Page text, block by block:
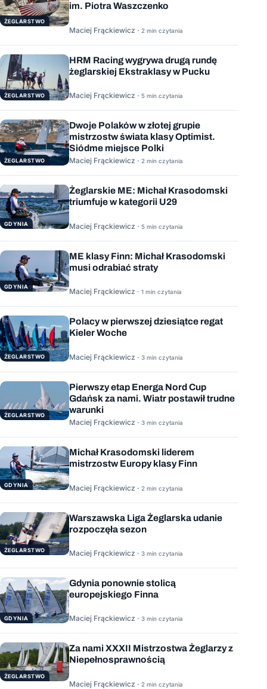
ŻEGLARSTWO
im. Piotra Waszczenko
Maciej Frąckiewicz · 2 min czytania
ŻEGLARSTWO
HRM Racing wygrywa drugą rundę
żeglarskiej Ekstraklasy w Pucku
Maciej Frąckiewicz · 5 min czytania
ŻEGLARSTWO
Dwoje Polaków w złotej grupie
mistrzostw świata klasy Optimist.
Siódme miejsce Polki
Maciej Frąckiewicz · 2 min czytania
GDYNIA
Żeglarskie ME: Michał Krasodomski
triumfuje w kategorii U29
Maciej Frąckiewicz · 5 min czytania
GDYNIA
ME klasy Finn: Michał Krasodomski
musi odrabiać straty
Maciej Frąckiewicz · 1 min czytania
ŻEGLARSTWO
Polacy w pierwszej dziesiątce regat
Kieler Woche
Maciej Frąckiewicz · 3 min czytania
ŻEGLARSTWO
Pierwszy etap Energa Nord Cup
Gdańsk za nami. Wiatr postawił trudne
warunki
Maciej Frąckiewicz · 3 min czytania
GDYNIA
Michał Krasodomski liderem
mistrzostw Europy klasy Finn
Maciej Frąckiewicz · 2 min czytania
ŻEGLARSTWO
Warszawska Liga Żeglarska udanie
rozpoczęła sezon
Maciej Frąckiewicz · 3 min czytania
GDYNIA
Gdynia ponownie stolicą
europejskiego Finna
Maciej Frąckiewicz · 3 min czytania
ŻEGLARSTWO
Za nami XXXII Mistrzostwa Żeglarzy z
Niepełnosprawnością
Maciej Frąckiewicz · 2 min czytania